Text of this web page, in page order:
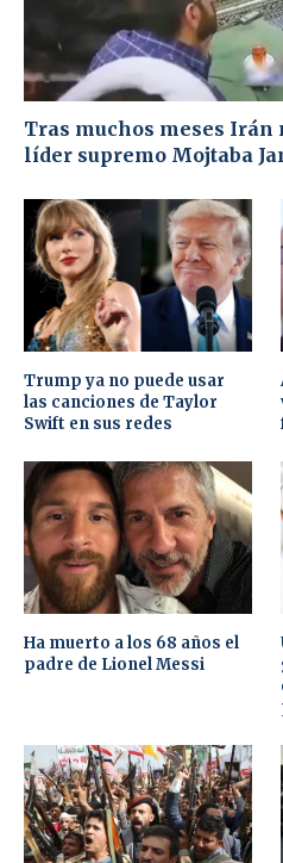
Tras muchos meses Irán
líder supremo Mojtaba
Trump ya no puede usar
las canciones de Taylor
Swift en sus redes
Ha muerto a los 68 años el
padre de Lionel Messi